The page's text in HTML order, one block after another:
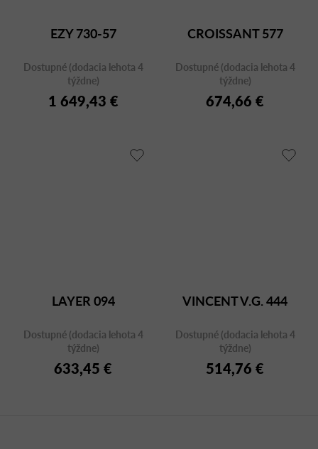
EZY 730-57
Dostupné (dodacia lehota 4
týždne)
1 649,43 €
CROISSANT 577
Dostupné (dodacia lehota 4
týždne)
674,66 €
LAYER 094
Dostupné (dodacia lehota 4
týždne)
633,45 €
VINCENT V.G. 444
Dostupné (dodacia lehota 4
týždne)
514,76 €